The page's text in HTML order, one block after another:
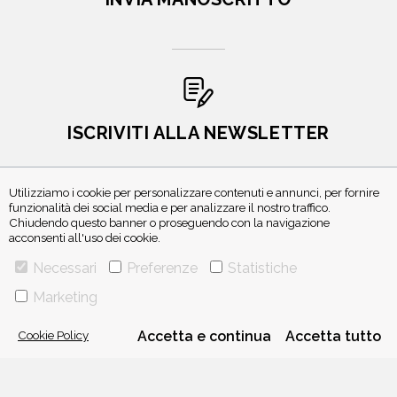
Utilizziamo i cookie per personalizzare contenuti e annunci, per fornire
funzionalità dei social media e per analizzare il nostro traffico.
Chiudendo questo banner o proseguendo con la navigazione
acconsenti all'uso dei cookie.
Necessari Preferenze
Statistiche
Marketing
Cookie Policy Accetta e continua Accetta tutto
ISCRIVITI ALLA NEWSLETTER
TELEFONO0234597626- FAX0234597206